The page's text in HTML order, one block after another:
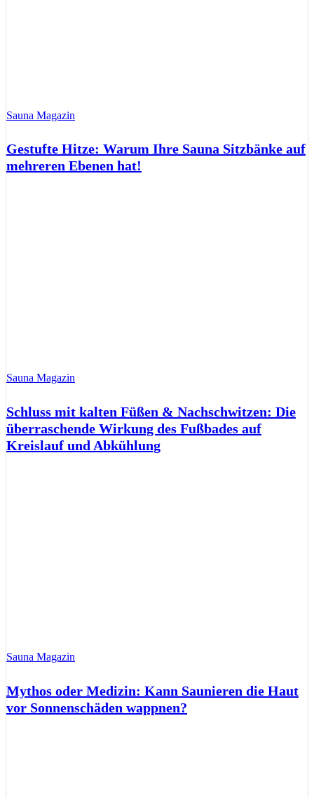
Sauna Magazin
Gestufte Hitze: Warum Ihre Sauna Sitzbänke auf
mehreren Ebenen hat!
Sauna Magazin
Schluss mit kalten Füßen & Nachschwitzen: Die
überraschende Wirkung des Fußbades auf
Kreislauf und Abkühlung
Sauna Magazin
Mythos oder Medizin: Kann Saunieren die Haut
vor Sonnenschäden wappnen?